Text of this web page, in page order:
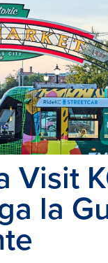
Visit
la